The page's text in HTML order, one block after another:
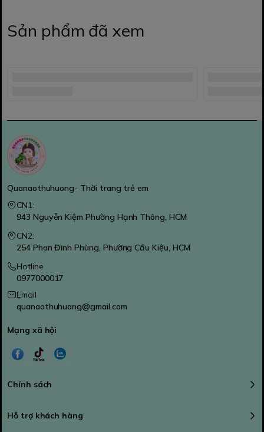
Sản phẩm đã xem
Quanaothuhuong- Thời trang trẻ em
CN1:
943 Nguyễn Kiệm Phường Hạnh Thông, HCM
CN2:
254 Phan Đình Phùng, Phường Cầu Kiệu, HCM
Hotline
0977000017
Email
quanaothuhuong@gmail.com
Mạng xã hội
Chính sách
Hỗ trợ khách hàng